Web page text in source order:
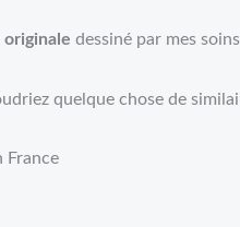
originale dessiné par mes
quelque chose de
France